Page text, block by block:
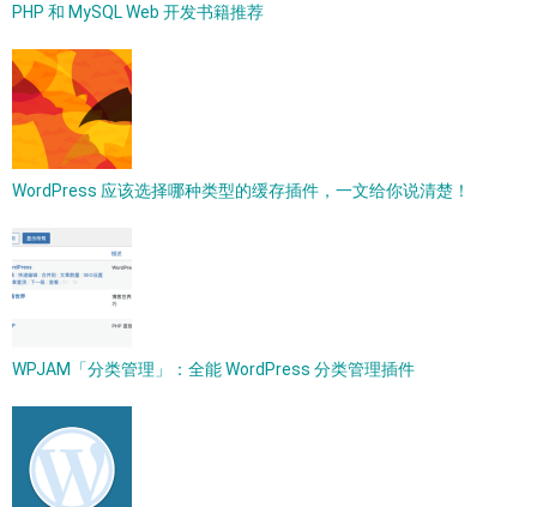
PHP 和 MySQL Web 开发书籍推荐
WordPress 应该选择哪种类型的缓存插件，一文给你说清楚！
WPJAM「分类管理」：全能 WordPress 分类管理插件